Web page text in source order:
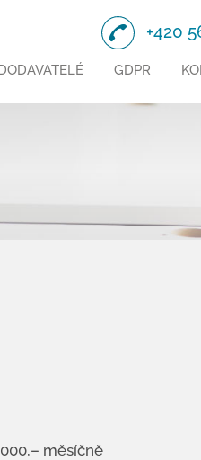
+420
GDPR
měsíčně